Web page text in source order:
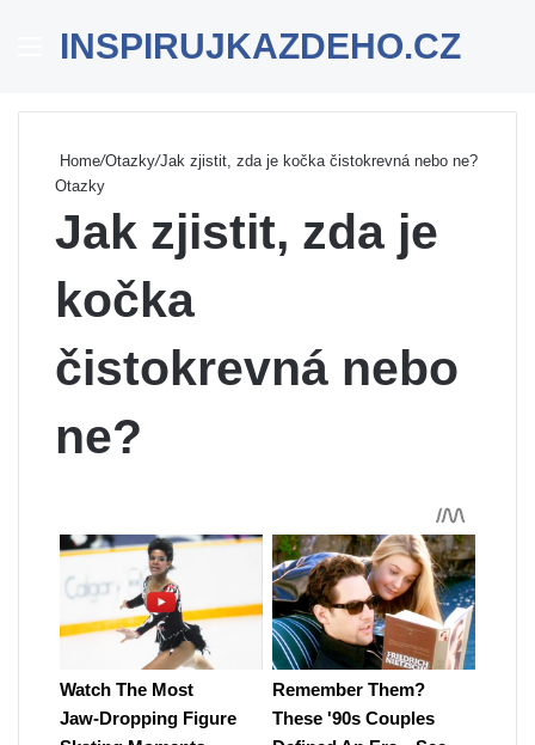
Menu
INSPIRUJKAZDEHO.CZ
Home/Otazky/Jak zjistit, zda je kočka čistokrevná nebo ne?
Otazky
Jak zjistit, zda je
kočka
čistokrevná nebo
ne?